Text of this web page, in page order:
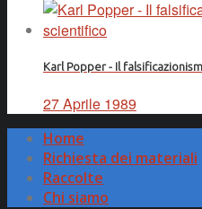
Karl Popper - Il
27 Aprile 1989
Home
Richiesta dei materiali
Raccolte
Chi siamo